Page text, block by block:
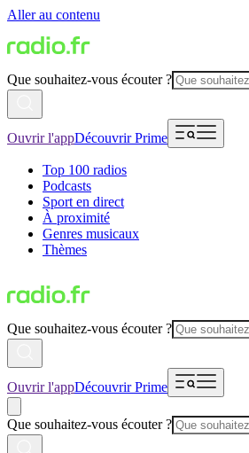
Aller au contenu
Que souhaitez-vous écouter ?
Ouvrir l'appDécouvrir Prime
Top 100 radios
Podcasts
Sport en direct
À proximité
Genres musicaux
Thèmes
Que souhaitez-vous écouter ?
Ouvrir l'appDécouvrir Prime
Que souhaitez-vous écouter ?